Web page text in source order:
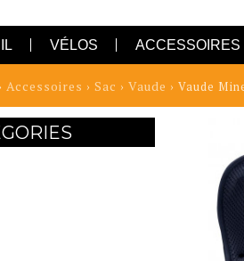
VÉLOS ACCESSOIRES
› Accessoires › Sac › Vaude › Vaude